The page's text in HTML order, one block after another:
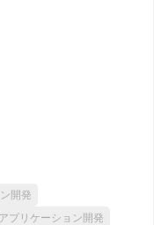
開発
プリケーション開発